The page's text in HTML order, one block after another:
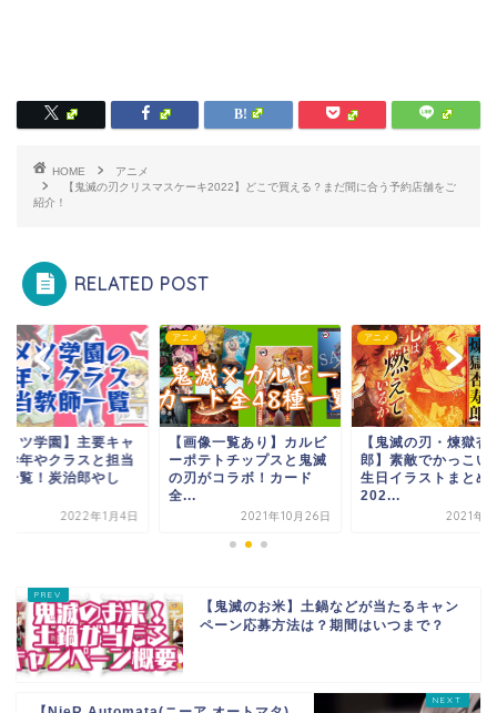
HOME
アニメ
【鬼滅の刃クリスマスケーキ2022】どこで買える？まだ間に合う予約店舗をご
紹介！
RELATED POST
メツ学園】主要キャ
学年やクラスと担当
一覧！炭治郎やし
2022年1月4日
アニメ
【画像一覧あり】カルビ
ーポテトチップスと鬼滅
の刃がコラボ！カード
全...
2021年10月26日
アニメ
【鬼滅の刃・煉獄杏
郎】素敵でかっこい
生日イラストまとめ
202...
2021年5
【鬼滅のお米】土鍋などが当たるキャン
ペーン応募方法は？期間はいつまで？